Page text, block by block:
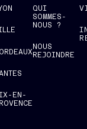
EN-
QUI
SOMMES-
NOUS ?
NOUS
REJOINDRE
IN